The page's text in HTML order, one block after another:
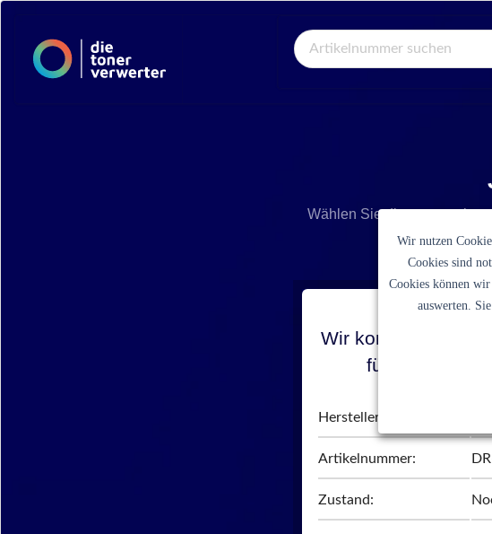
Global Search
Wählen Sie die
Wir konnten
für Ihre
Hersteller:
Artikelnummer:
Zustand:
Wir nutzen
Cookies sind
Cookies können
auswerten.